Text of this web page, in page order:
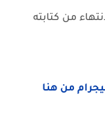
من كتابته
من هنا